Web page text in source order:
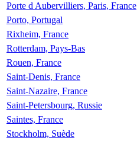
Porte d Aubervilliers, Paris, France
Porto, Portugal
Rixheim, France
Rotterdam, Pays-Bas
Rouen, France
Saint-Denis, France
Saint-Nazaire, France
Saint-Petersbourg, Russie
Saintes, France
Stockholm, Suède